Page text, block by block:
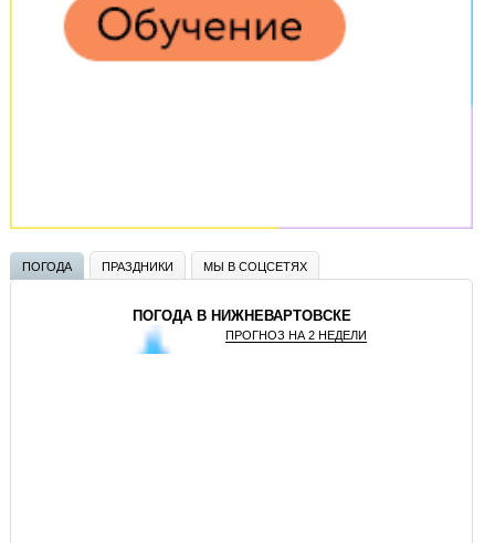
ПОГОДА ПРАЗДНИКИ МЫ В СОЦСЕТЯХ
ПОГОДА В НИЖНЕВАРТОВСКЕ
ПРОГНОЗ НА 2 НЕДЕЛИ